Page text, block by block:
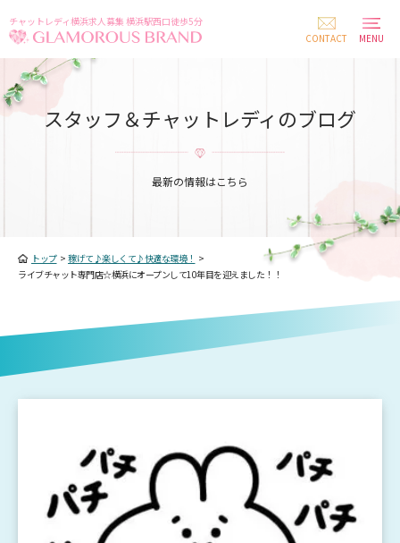
チャットレディ横浜求人募集 横浜駅西口徒歩5分
CONTACT
MENU
スタッフ＆チャットレディのブログ
最新の情報はこちら
トップ> 稼げて♪楽しくて♪快適な環境！ >
ライブチャット専門店☆横浜にオープンして10年目を迎えました！！